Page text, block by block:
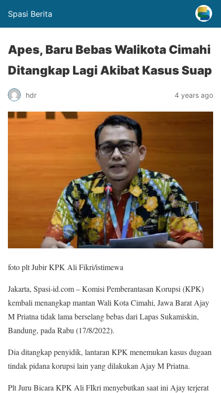
Spasi Berita
Apes, Baru Bebas Walikota Cimahi
Ditangkap Lagi Akibat Kasus Suap
hdr 4 years ago
foto plt Jubir KPK Ali Fikri/istimewa
Jakarta, Spasi-id.com – Komisi Pemberantasan Korupsi (KPK)
kembali menangkap mantan Wali Kota Cimahi, Jawa Barat Ajay
M Priatna tidak lama berselang bebas dari Lapas Sukamiskin,
Bandung, pada Rabu (17/8/2022).
Dia ditangkap penyidik, lantaran KPK menemukan kasus dugaan
tindak pidana korupsi lain yang dilakukan Ajay M Priatna.
Plt Juru Bicara KPK Ali FIkri menyebutkan saat ini Ajay terjerat